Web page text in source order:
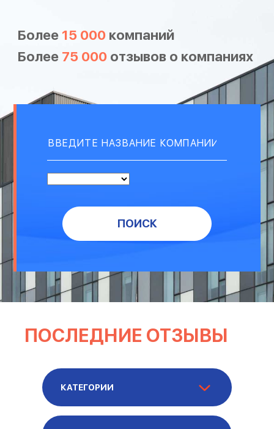
Более 15 000 компаний
Более 75 000 отзывов о компаниях
ПОИСК
ПОСЛЕДНИЕ ОТЗЫВЫ
КАТЕГОРИИ